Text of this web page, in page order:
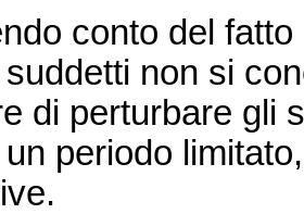
conto del
non si
di perturbare gli
periodo